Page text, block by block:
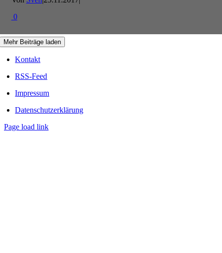
0
Mehr Beiträge laden
Kontakt
RSS-Feed
Impressum
Datenschutzerklärung
Page load link